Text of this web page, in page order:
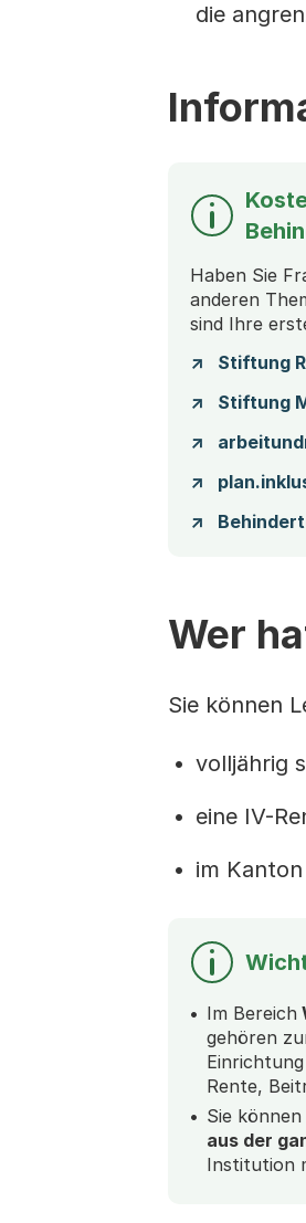
die
Haben Sie
anderen
sind Ihre
Stiftung
Stiftung
Wer
Sie können
volljährig
eine IV-
im
Im Bereich
gehören
Rente,
Sie
aus der
Institution